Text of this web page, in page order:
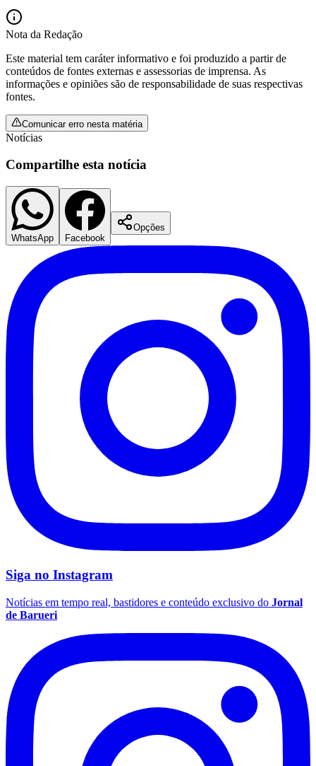
Santos
Nota da Redação
Este material tem caráter informativo e foi produzido a partir de
conteúdos de fontes externas e assessorias de imprensa. As
informações e opiniões são de responsabilidade de suas respectivas
fontes.
Comunicar erro nesta matéria
Notícias
Compartilhe esta notícia
WhatsApp Facebook
Opções
Siga no Instagram
Notícias em tempo real, bastidores e conteúdo exclusivo do Jornal
de Barueri